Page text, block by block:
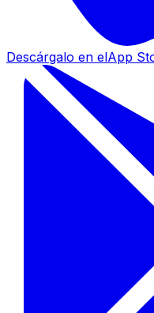
Descárgalo en elApp